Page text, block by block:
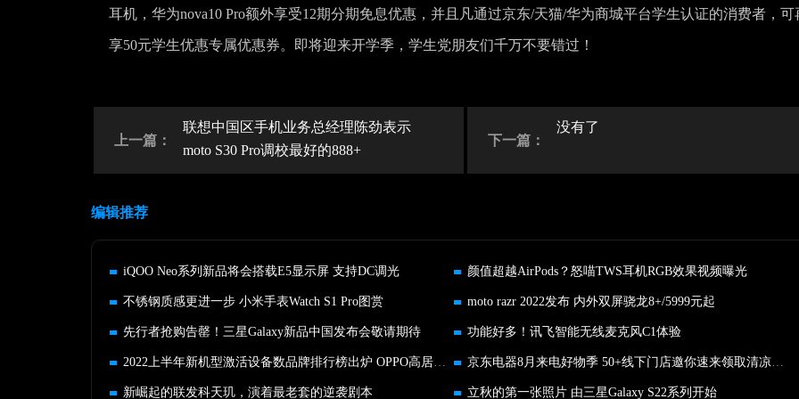
耳机，华为nova10 Pro额外享受12期分期免息优惠，并且凡通过京东/天猫/华为商城平台学生认证的消费者，可
享50元学生优惠专属优惠券。即将迎来开学季，学生党朋友们千万不要错过！
上一篇：
联想中国区手机业务总经理陈劲表示
moto S30 Pro调校最好的888+
下一篇：
没有了
编辑推荐
iQOO Neo系列新品将会搭载E5显示屏 支持DC调光 颜值超越AirPods？怒喵TWS耳机RGB效果视频曝光
不锈钢质感更进一步 小米手表Watch S1 Pro图赏 moto razr 2022发布 内外双屏骁龙8+/5999元起
先行者抢购告罄！三星Galaxy新品中国发布会敬请期待 功能好多！讯飞智能无线麦克风C1体验
2022上半年新机型激活设备数品牌排行榜出炉 OPPO高居第一 京东电器8月来电好物季 50+线下门店邀你速来领取清凉福利！
新崛起的联发科天玑，演着最老套的逆袭剧本 立秋的第一张照片 由三星Galaxy S22系列开始